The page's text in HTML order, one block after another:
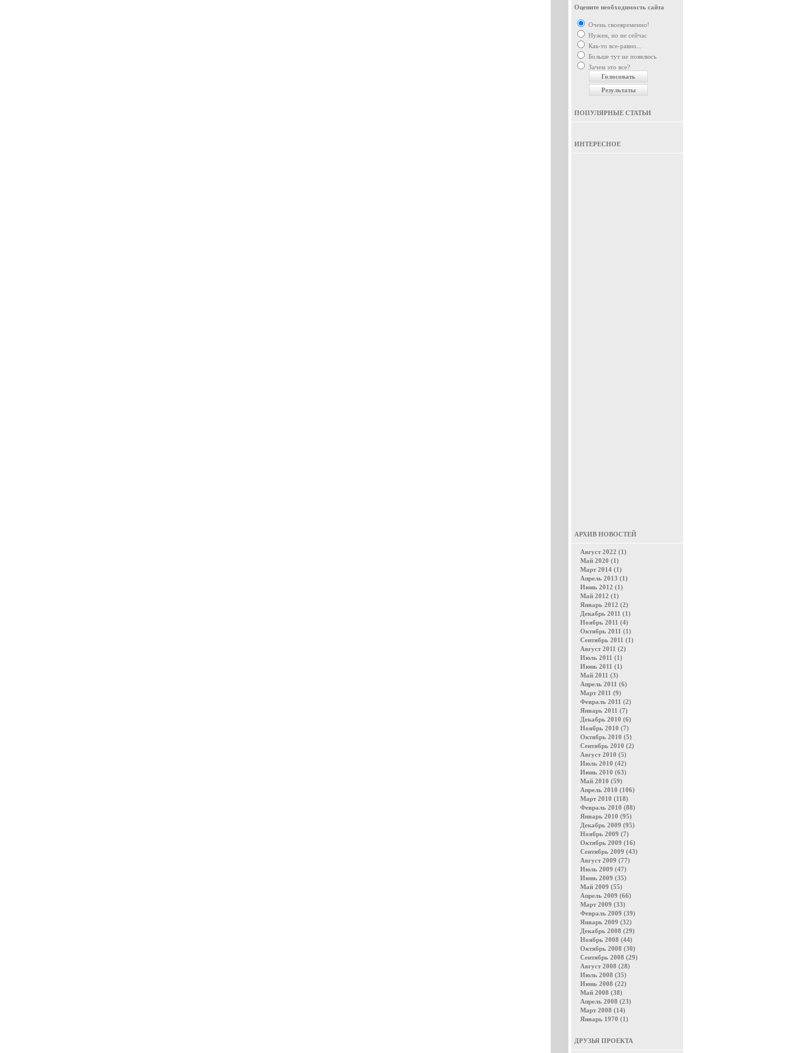
Оцените необходимость сайта
Очень своевременно!
Нужен, но не сейчас
Как-то все-равно...
Больше тут не появлюсь
Зачем это все?
ПОПУЛЯРНЫЕ СТАТЬИ
ИНТЕРЕСНОЕ
АРХИВ НОВОСТЕЙ
Август 2022 (1)
Май 2020 (1)
Март 2014 (1)
Апрель 2013 (1)
Июнь 2012 (1)
Май 2012 (1)
Январь 2012 (2)
Декабрь 2011 (1)
Ноябрь 2011 (4)
Октябрь 2011 (1)
Сентябрь 2011 (1)
Август 2011 (2)
Июль 2011 (1)
Июнь 2011 (1)
Май 2011 (3)
Апрель 2011 (6)
Март 2011 (9)
Февраль 2011 (2)
Январь 2011 (7)
Декабрь 2010 (6)
Ноябрь 2010 (7)
Октябрь 2010 (5)
Сентябрь 2010 (2)
Август 2010 (5)
Июль 2010 (42)
Июнь 2010 (63)
Май 2010 (59)
Апрель 2010 (106)
Март 2010 (118)
Февраль 2010 (88)
Январь 2010 (95)
Декабрь 2009 (95)
Ноябрь 2009 (7)
Октябрь 2009 (16)
Сентябрь 2009 (43)
Август 2009 (77)
Июль 2009 (47)
Июнь 2009 (35)
Май 2009 (55)
Апрель 2009 (66)
Март 2009 (33)
Февраль 2009 (39)
Январь 2009 (32)
Декабрь 2008 (29)
Ноябрь 2008 (44)
Октябрь 2008 (30)
Сентябрь 2008 (29)
Август 2008 (28)
Июль 2008 (35)
Июнь 2008 (22)
Май 2008 (38)
Апрель 2008 (23)
Март 2008 (14)
Январь 1970 (1)
ДРУЗЬЯ ПРОЕКТА